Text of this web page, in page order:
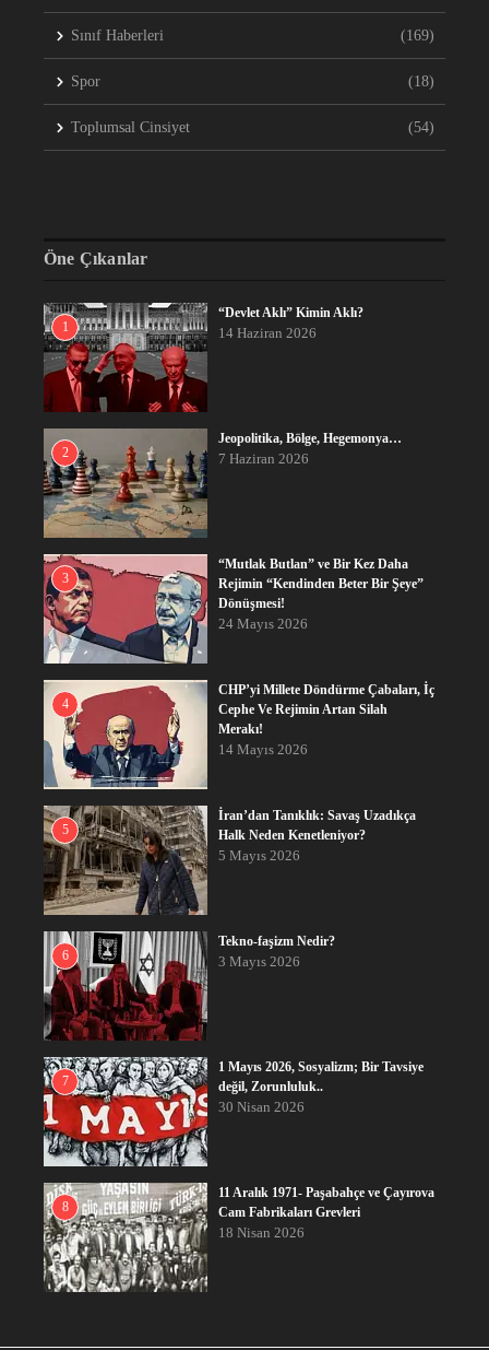
Sınıf Haberleri (169)
Spor (18)
Toplumsal Cinsiyet (54)
Öne Çıkanlar
1
“Devlet Aklı” Kimin Aklı?
14 Haziran 2026
2
Jeopolitika, Bölge, Hegemonya…
7 Haziran 2026
3
“Mutlak Butlan” ve Bir Kez Daha
Rejimin “Kendinden Beter Bir Şeye”
Dönüşmesi!
24 Mayıs 2026
4
CHP’yi Millete Döndürme Çabaları, İç
Cephe Ve Rejimin Artan Silah
Merakı!
14 Mayıs 2026
5
İran’dan Tanıklık: Savaş Uzadıkça
Halk Neden Kenetleniyor?
5 Mayıs 2026
6
Tekno-faşizm Nedir?
3 Mayıs 2026
7
1 Mayıs 2026, Sosyalizm; Bir Tavsiye
değil, Zorunluluk..
30 Nisan 2026
8
11 Aralık 1971- Paşabahçe ve Çayırova
Cam Fabrikaları Grevleri
18 Nisan 2026